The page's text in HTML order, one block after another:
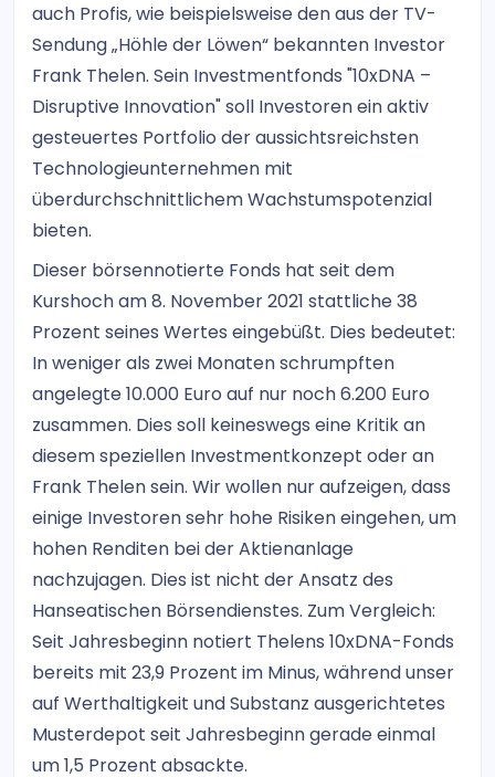
auch Profis, wie beispielsweise den aus der TV-
Sendung „Höhle der Löwen“ bekannten Investor
Frank Thelen. Sein Investmentfonds "10xDNA –
Disruptive Innovation" soll Investoren ein aktiv
gesteuertes Portfolio der aussichtsreichsten
Technologieunternehmen mit
überdurchschnittlichem Wachstumspotenzial
bieten.
Dieser börsennotierte Fonds hat seit dem
Kurshoch am 8. November 2021 stattliche 38
Prozent seines Wertes eingebüßt. Dies bedeutet:
In weniger als zwei Monaten schrumpften
angelegte 10.000 Euro auf nur noch 6.200 Euro
zusammen. Dies soll keineswegs eine Kritik an
diesem speziellen Investmentkonzept oder an
Frank Thelen sein. Wir wollen nur aufzeigen, dass
einige Investoren sehr hohe Risiken eingehen, um
hohen Renditen bei der Aktienanlage
nachzujagen. Dies ist nicht der Ansatz des
Hanseatischen Börsendienstes. Zum Vergleich:
Seit Jahresbeginn notiert Thelens 10xDNA-Fonds
bereits mit 23,9 Prozent im Minus, während unser
auf Werthaltigkeit und Substanz ausgerichtetes
Musterdepot seit Jahresbeginn gerade einmal
um 1,5 Prozent absackte.